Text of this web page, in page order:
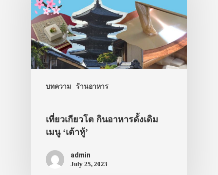
บทความ ร้านอาหาร
เที่ยวเกียวโต กินอาหารดั้งเดิม
เมนู ‘เต้าหู้’
admin
July 25, 2023